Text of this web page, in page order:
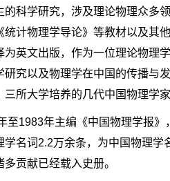
的科学研究，涉及理论物理众多
统计物理学导论》等教材以及
为英文出版，作为一位理论物理
研究以及物理学在中国的传播与
三所大学培养的几代中国物理学
至1983年主编《中国物理学报
学名词2.2万余条，为中国物理
贡献已经载入史册。